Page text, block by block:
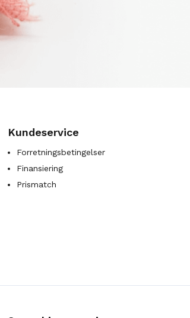
Kundeservice
Forretningsbetingelser
Finansiering
Prismatch